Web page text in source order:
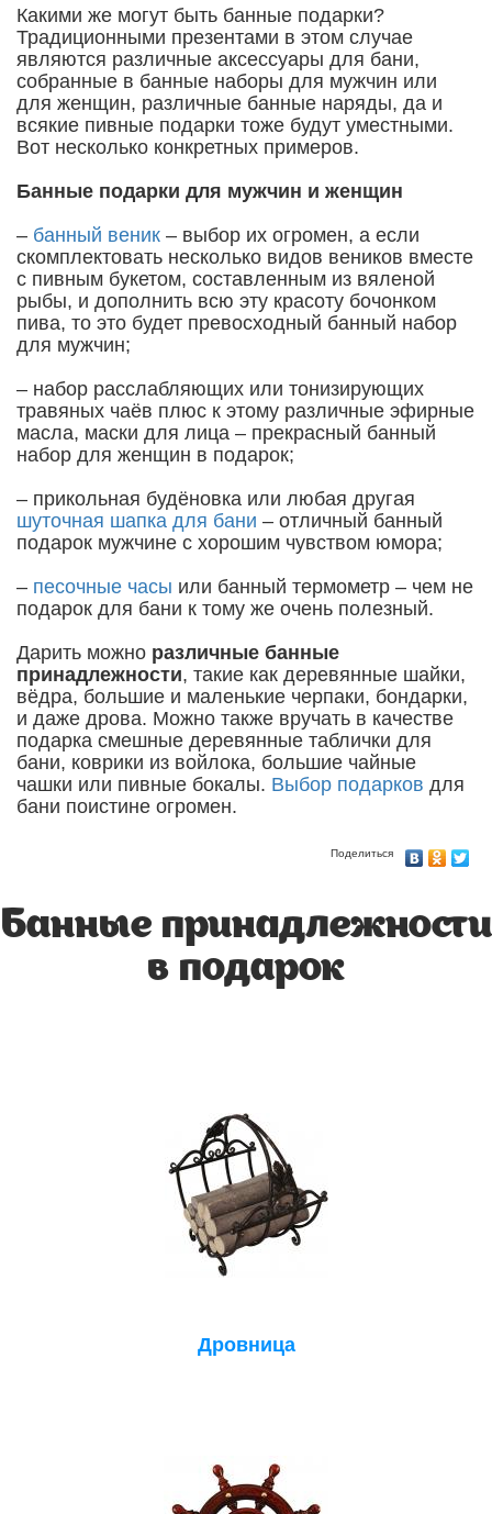
Какими же могут быть банные подарки?
Традиционными презентами в этом случае
являются различные аксессуары для бани,
собранные в банные наборы для мужчин или
для женщин, различные банные наряды, да и
всякие пивные подарки тоже будут уместными.
Вот несколько конкретных примеров.
Банные подарки для мужчин и женщин
– банный веник – выбор их огромен, а если
скомплектовать несколько видов веников вместе
с пивным букетом, составленным из вяленой
рыбы, и дополнить всю эту красоту бочонком
пива, то это будет превосходный банный набор
для мужчин;
– набор расслабляющих или тонизирующих
травяных чаёв плюс к этому различные эфирные
масла, маски для лица – прекрасный банный
набор для женщин в подарок;
– прикольная будёновка или любая другая
шуточная шапка для бани – отличный банный
подарок мужчине с хорошим чувством юмора;
– песочные часы или банный термометр – чем не
подарок для бани к тому же очень полезный.
Дарить можно различные банные
принадлежности, такие как деревянные шайки,
вёдра, большие и маленькие черпаки, бондарки,
и даже дрова. Можно также вручать в качестве
подарка смешные деревянные таблички для
бани, коврики из войлока, большие чайные
чашки или пивные бокалы. Выбор подарков для
бани поистине огромен.
Поделиться
Банные принадлежности
в подарок
Дровница